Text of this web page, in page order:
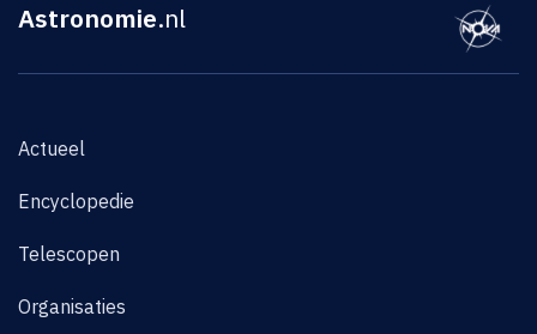
Astronomie.nl
Actueel
Encyclopedie
Telescopen
Organisaties